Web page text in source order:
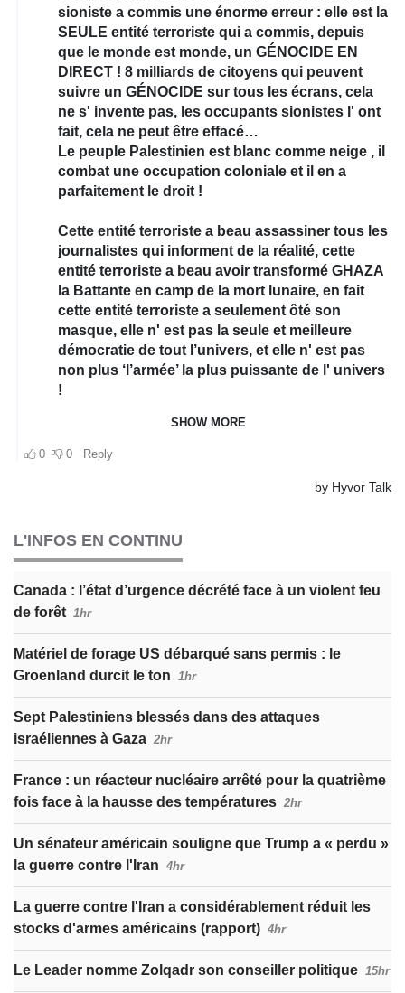
L'INFOS EN CONTINU
Canada : l’état d’urgence décrété face à un violent feu
de forêt 1hr
Matériel de forage US débarqué sans permis : le
Groenland durcit le ton 1hr
Sept Palestiniens blessés dans des attaques
israéliennes à Gaza 2hr
France : un réacteur nucléaire arrêté pour la quatrième
fois face à la hausse des températures 2hr
Un sénateur américain souligne que Trump a « perdu »
la guerre contre l'Iran 4hr
La guerre contre l'Iran a considérablement réduit les
stocks d'armes américains (rapport) 4hr
Le Leader nomme Zolqadr son conseiller politique 15hr